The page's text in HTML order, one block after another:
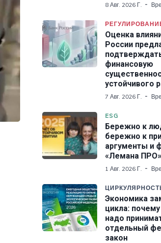
8 Авг. 2026 Г.
Оценка
России
финансовую
устойчивого
7 Авг. 2026 Г.
ESG
Бережно к
бережно к
аргументы и
«Лемана ПРО»
1 Авг. 2026 Г.
Экономика
цикла:
надо
отдельный
закон